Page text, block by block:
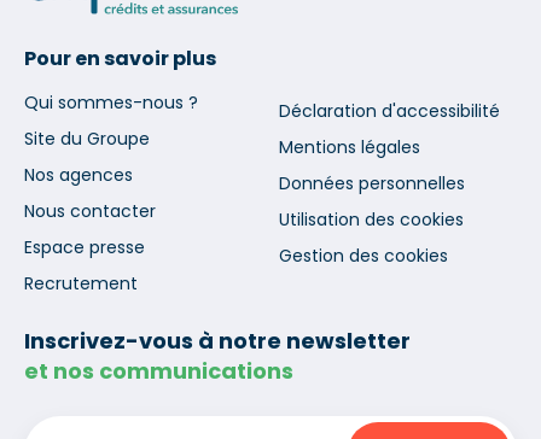
Pour en savoir plus
Qui sommes-nous ?
Site du Groupe
Nos agences
Nous contacter
Espace presse
Recrutement
Déclaration d'accessibilité
Mentions légales
Données personnelles
Utilisation des cookies
Gestion des cookies
Inscrivez-vous à notre newsletter
et nos communications